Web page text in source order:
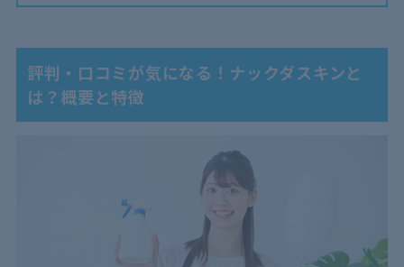
イント！評判・口コミ以外にも注目！
者を選ぼう！
評判・口コミが気になる！ナックダスキンと
は？概要と特徴